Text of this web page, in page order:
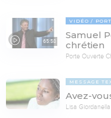
65:58
VIDÉO
Samuel
chrétien
Porte Ouverte
MESSAGE
Avez-
Lisa Giordanella